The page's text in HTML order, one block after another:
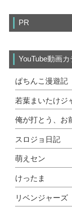
PR
YouTube動画
ぱちんこ漫遊記
若葉まいたけジ
俺が打とう、お
スロジョ日記
萌えセン
けったま
リベンジャーズ